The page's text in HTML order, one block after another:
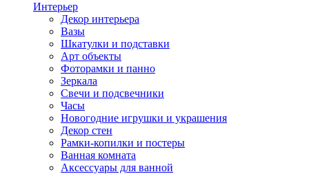
Интерьер
Декор интерьера
Вазы
Шкатулки и подставки
Арт объекты
Фоторамки и панно
Зеркала
Свечи и подсвечники
Часы
Новогодние игрушки и украшения
Декор стен
Рамки-копилки и постеры
Ванная комната
Аксессуары для ванной